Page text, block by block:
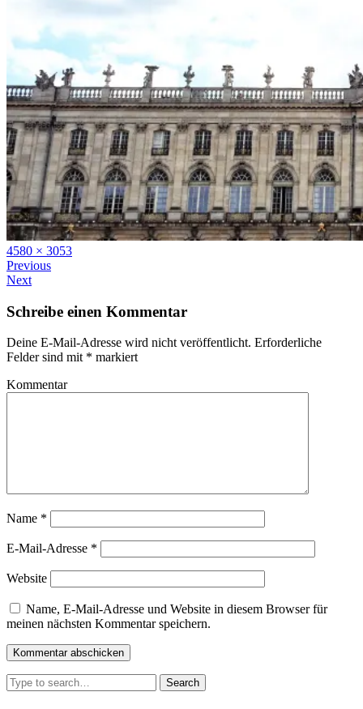
Full
size
4580 × 3053
Previous
Next
Schreibe einen Kommentar
Deine E-Mail-Adresse wird nicht veröffentlicht. Erforderliche
Felder sind mit * markiert
Kommentar
Name *
E-Mail-Adresse *
Website
Name, E-Mail-Adresse und Website in diesem Browser für
meinen nächsten Kommentar speichern.
Search
for: